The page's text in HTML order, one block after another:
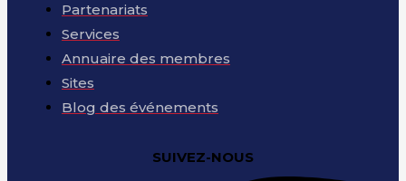
Partenariats
Services
Annuaire des membres
Sites
Blog des événements
SUIVEZ-NOUS